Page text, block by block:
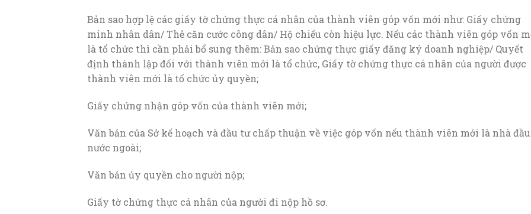
Bản sao hợp lệ các giấy tờ chứng thực cá nhân của thành viên góp vốn mới như: Giấy chứng
minh nhân dân/ Thẻ căn cước công dân/ Hộ chiếu còn hiệu lực. Nếu các thành viên góp vốn
là tổ chức thì cần phải bổ sung thêm: Bản sao chứng thực giấy đăng ký doanh nghiệp/ Quyết
định thành lập đối với thành viên mới là tổ chức, Giấy tờ chứng thực cá nhân của người được
thành viên mới là tổ chức ủy quyền;
Giấy chứng nhận góp vốn của thành viên mới;
Văn bản của Sở kế hoạch và đầu tư chấp thuận về việc góp vốn nếu thành viên mới là nhà
nước ngoài;
Văn bản ủy quyền cho người nộp;
Giấy tờ chứng thực cá nhân của người đi nộp hồ sơ.